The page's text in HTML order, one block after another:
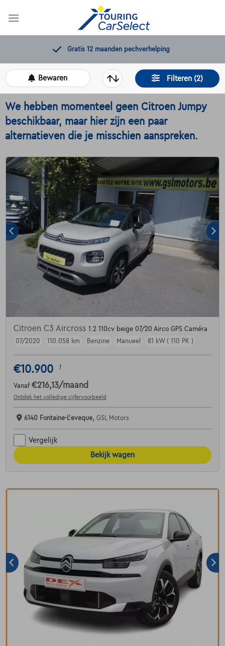
Gratis 12 maanden pechverhelping
Filteren (2)
Bewaren
We hebben momenteel geen Citroen Jumpy
beschikbaar, maar hier zijn een paar
alternatieven die je misschien aanspreken.
Citroen C3 Aircross 1.2 110cv beige 07/20 Airco GPS Caméra
07/2020
110.058 km Benzine Manueel 81 kW ( 110 PK )
€10.900 1
Vanaf €216,13/maand
Ontdek het volledige cijfervoorbeeld
6140 Fontaine-L'eveque, GSL Motors
Vergelijk
Bekijk wagen